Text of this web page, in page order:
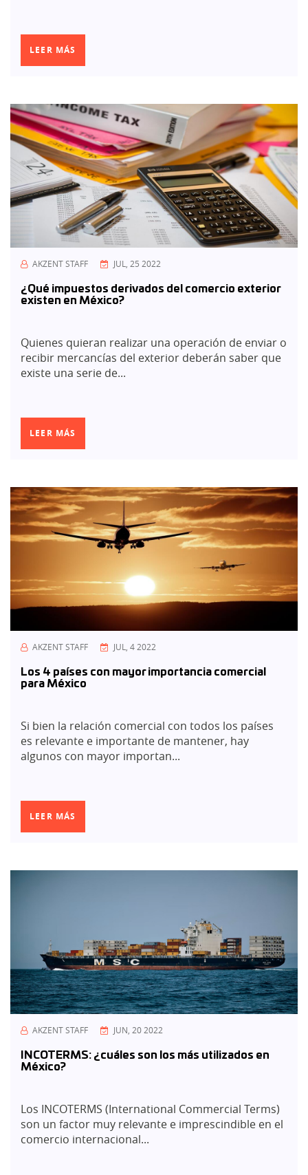
LEER MÁS
AKZENT STAFF JUL, 25 2022
¿Qué impuestos derivados del comercio exterior
existen en México?
Quienes quieran realizar una operación de enviar o
recibir mercancías del exterior deberán saber que
existe una serie de...
LEER MÁS
AKZENT STAFF JUL, 4 2022
Los 4 países con mayor importancia comercial
para México
Si bien la relación comercial con todos los países
es relevante e importante de mantener, hay
algunos con mayor importan...
LEER MÁS
AKZENT STAFF JUN, 20 2022
INCOTERMS: ¿cuáles son los más utilizados en
México?
Los INCOTERMS (International Commercial Terms)
son un factor muy relevante e imprescindible en el
comercio internacional...